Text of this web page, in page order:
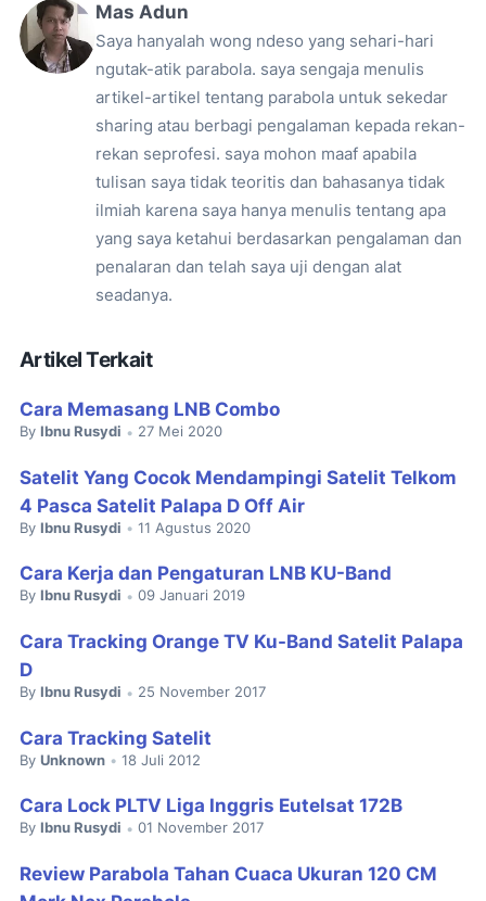
Mas Adun
Saya hanyalah wong ndeso yang sehari-hari
ngutak-atik parabola. saya sengaja menulis
artikel-artikel tentang parabola untuk sekedar
sharing atau berbagi pengalaman kepada rekan-
rekan seprofesi. saya mohon maaf apabila
tulisan saya tidak teoritis dan bahasanya tidak
ilmiah karena saya hanya menulis tentang apa
yang saya ketahui berdasarkan pengalaman dan
penalaran dan telah saya uji dengan alat
seadanya.
Artikel Terkait
Cara Memasang LNB Combo
By Ibnu Rusydi • 27 Mei 2020
Satelit Yang Cocok Mendampingi Satelit Telkom
4 Pasca Satelit Palapa D Off Air
By Ibnu Rusydi • 11 Agustus 2020
Cara Kerja dan Pengaturan LNB KU-Band
By Ibnu Rusydi • 09 Januari 2019
Cara Tracking Orange TV Ku-Band Satelit Palapa
D
By Ibnu Rusydi • 25 November 2017
Cara Tracking Satelit
By Unknown • 18 Juli 2012
Cara Lock PLTV Liga Inggris Eutelsat 172B
By Ibnu Rusydi • 01 November 2017
Review Parabola Tahan Cuaca Ukuran 120 CM